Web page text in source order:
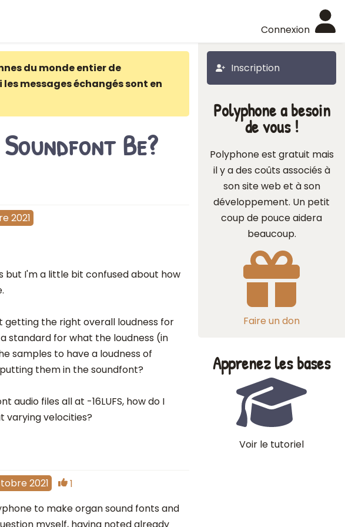
Connexion
Inscription
du monde entier de
messages échangés sont en
Be?
2021
but I'm a little bit confused about how
getting the right overall loudness for
standard for what the loudness (in
samples to have a loudness of
them in the soundfont?
audio files all at -16LUFS, how do I
varying velocities?
2021
1
to make organ sound fonts and
myself, having noted already
Polyphone a besoin
de vous !
Polyphone est gratuit mais
il y a des coûts associés à
son site web et à son
développement. Un petit
coup de pouce aidera
beaucoup.
Faire un don
Apprenez les bases
Voir le tutoriel